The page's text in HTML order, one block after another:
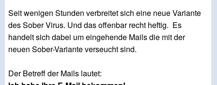
Seit wenigen Stunden verbreitet sich eine neue Variante
des Sober Virus. Und das offenbar recht heftig. Es
handelt sich dabei um eingehende Mails die mit der
neuen Sober-Variante verseucht sind.
Der Betreff der Mails lautet: